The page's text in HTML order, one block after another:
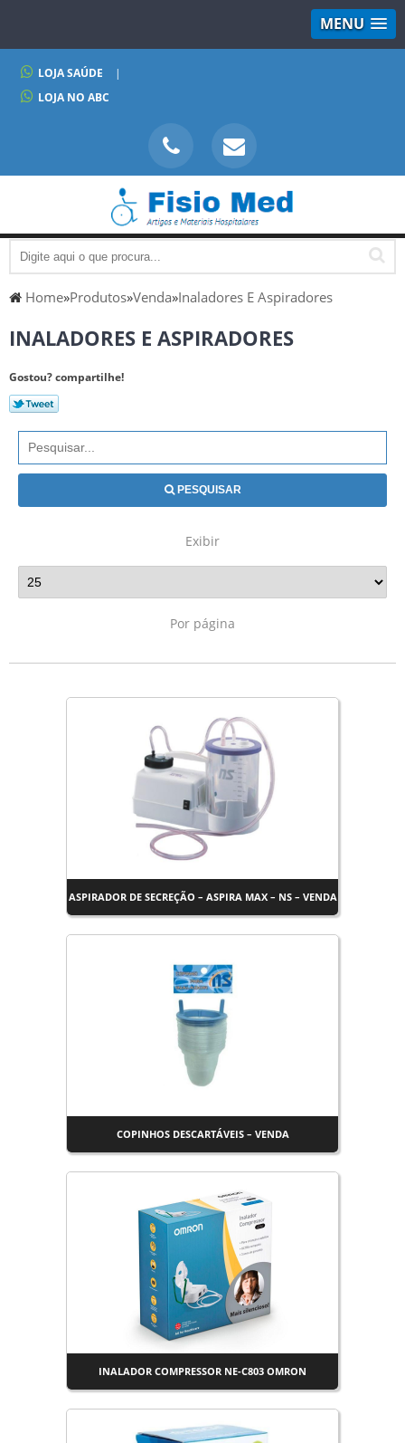
MENU
LOJA SAÚDE
|
LOJA NO ABC
Home»Produtos»Venda»Inaladores E Aspiradores
INALADORES E ASPIRADORES
Gostou? compartilhe!
PESQUISAR
Exibir
Por página
ASPIRADOR DE SECREÇÃO – ASPIRA MAX – NS – VENDA
COPINHOS DESCARTÁVEIS – VENDA
INALADOR COMPRESSOR NE-C803 OMRON